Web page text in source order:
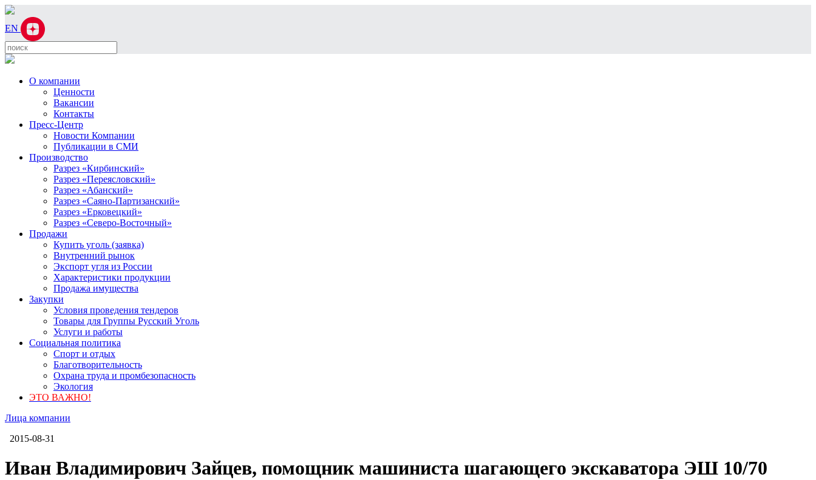
EN
О компании
Ценности
Вакансии
Контакты
Пресс-Центр
Новости Компании
Публикации в СМИ
Производство
Разрез «Кирбинский»
Разрез «Переясловский»
Разрез «Абанский»
Разрез «Саяно-Партизанский»
Разрез «Ерковецкий»
Разрез «Северо-Восточный»
Продажи
Купить уголь (заявка)
Внутренний рынок
Экспорт угля из России
Характеристики продукции
Продажа имущества
Закупки
Условия проведения тендеров
Товары для Группы Русский Уголь
Услуги и работы
Социальная политика
Спорт и отдых
Благотворительность
Охрана труда и промбезопасность
Экология
ЭТО ВАЖНО!
Лица компании
2015-08-31
Иван Владимирович Зайцев, помощник машиниста шагающего экскаватора ЭШ 10/70